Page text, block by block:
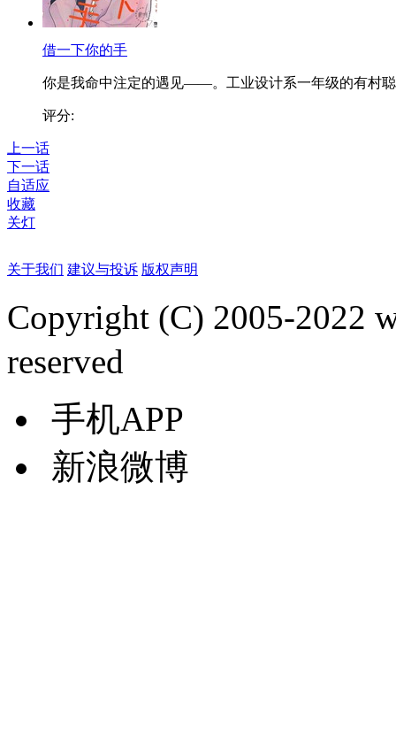
借一下你的手
你是我命中注定的遇见——。工业设计系一年级的有村
评分:
上一话
下一话
自适应
收藏
关灯
关于我们 建议与投诉 版权声明
Copyright (C) 2005-2022
reserved
手机APP
新浪微博